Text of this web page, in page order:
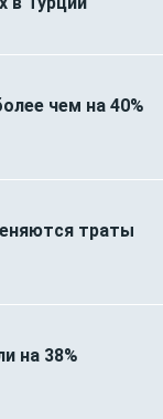
чем на 40%
траты
на 38%